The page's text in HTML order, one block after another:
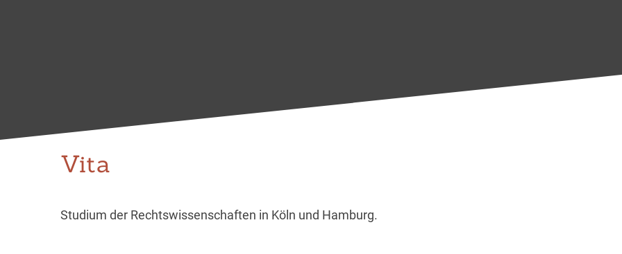
Vita
Studium der Rechtswissenschaften in Köln und Hamburg.